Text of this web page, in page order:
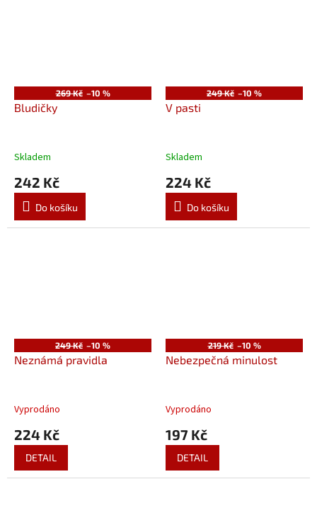
269 Kč –10 %
Bludičky
Skladem
242 Kč
Do košíku
249 Kč –10 %
V pasti
Skladem
224 Kč
Do košíku
249 Kč –10 %
Neznámá pravidla
Vyprodáno
224 Kč
DETAIL
219 Kč –10 %
Nebezpečná minulost
Vyprodáno
197 Kč
DETAIL